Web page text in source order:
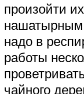
произойти
нашатырным
надо в
работы
чайного